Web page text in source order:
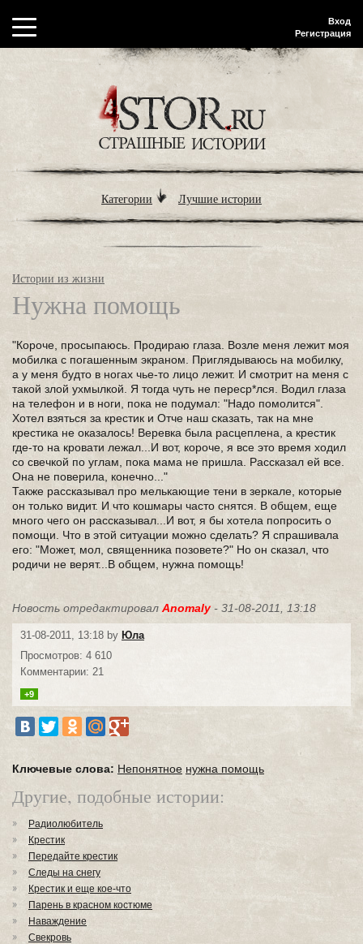
Вход
Регистрация
Категории Лучшие истории
Истории из жизни
Нужна помощь
"Короче, просыпаюсь. Продираю глаза. Возле меня лежит моя
мобилка с погашенным экраном. Приглядываюсь на мобилку,
а у меня будто в ногах чье-то лицо лежит. И смотрит на меня с
такой злой ухмылкой. Я тогда чуть не переср*лся. Водил глаза
на телефон и в ноги, пока не подумал: "Надо помолится".
Хотел взяться за крестик и Отче наш сказать, так на мне
крестика не оказалось! Веревка была расцеплена, а крестик
где-то на кровати лежал...И вот, короче, я все это время ходил
со свечкой по углам, пока мама не пришла. Рассказал ей все.
Она не поверила, конечно..."
Также рассказывал про мелькающие тени в зеркале, которые
он только видит. И что кошмары часто снятся. В общем, еще
много чего он рассказывал...И вот, я бы хотела попросить о
помощи. Что в этой ситуации можно сделать? Я спрашивала
его: "Может, мол, священника позовете?" Но он сказал, что
родичи не верят...В общем, нужна помощь!
Новость отредактировал Anomaly- 31-08-2011, 13:18
31-08-2011, 13:18 by Юла
Просмотров: 4 610
Комментарии: 21
+9
Ключевые слова: Непонятное нужна помощь
Другие, подобные истории:
Радиолюбитель
Крестик
Передайте крестик
Следы на снегу
Крестик и еще кое-что
Парень в красном костюме
Наваждение
Свекровь